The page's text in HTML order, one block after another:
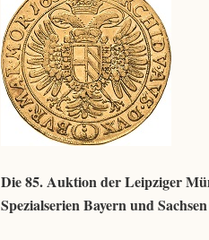
Die 85. Auktion der Leipziger
Spezialserien Bayern und